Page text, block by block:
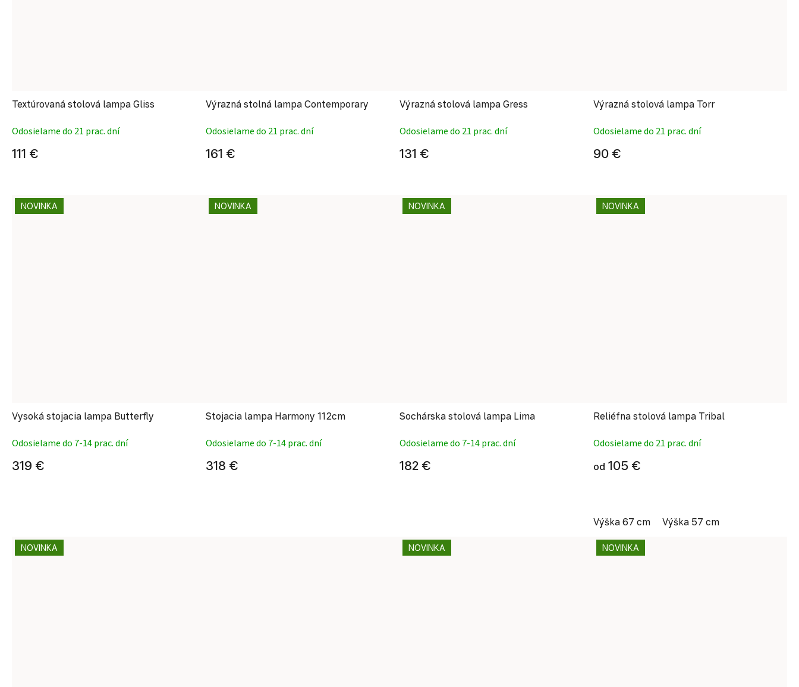
Textúrovaná stolová lampa Gliss
Odosielame do 21 prac. dní
111 €
Výrazná stolná lampa Contemporary
Odosielame do 21 prac. dní
161 €
Výrazná stolová lampa Gress
Odosielame do 21 prac. dní
131 €
Výrazná stolová lampa Torr
Odosielame do 21 prac. dní
90 €
NOVINKA
Vysoká stojacia lampa Butterfly
Odosielame do 7-14 prac. dní
319 €
NOVINKA
Stojacia lampa Harmony 112cm
Odosielame do 7-14 prac. dní
318 €
NOVINKA
Sochárska stolová lampa Lima
Odosielame do 7-14 prac. dní
182 €
NOVINKA
Reliéfna stolová lampa Tribal
Odosielame do 21 prac. dní
od 105 €
Výška 67 cm Výška 57 cm
NOVINKA NOVINKA NOVINKA